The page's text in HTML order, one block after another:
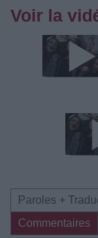
Voir la
Paroles +
Commentaires